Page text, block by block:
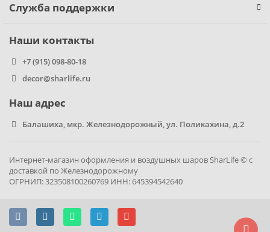
Холодное сердце
Чебурашка
Человек паук
Черепашки ниндзя
Служба поддержки
Наши контакты
+7 (915) 098-80-18
decor@sharlife.ru
Наш адрес
Балашиха, мкр. Железнодорожный, ул. Поликахина, д.2
Интернет-магазин оформления и воздушных шаров SharLife © с
доставкой по Железнодорожному
ОГРНИП: 323508100260769 ИНН: 645394542640